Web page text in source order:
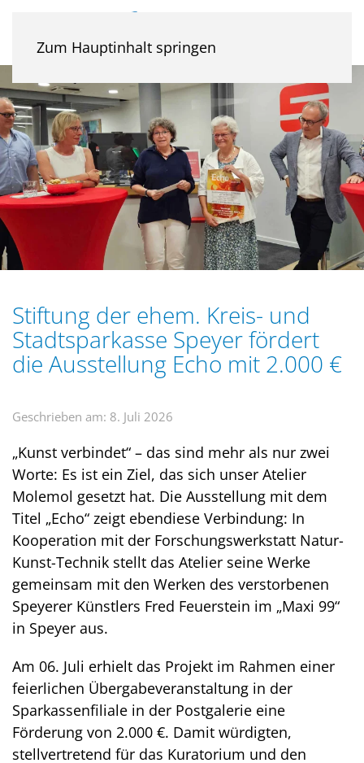
Zum Hauptinhalt springen
Stiftung der ehem. Kreis- und
Stadtsparkasse Speyer fördert
die Ausstellung Echo mit 2.000 €
Geschrieben am: 8. Juli 2026
„Kunst verbindet“ – das sind mehr als nur zwei
Worte: Es ist ein Ziel, das sich unser Atelier
Molemol gesetzt hat. Die Ausstellung mit dem
Titel „Echo“ zeigt ebendiese Verbindung: In
Kooperation mit der Forschungswerkstatt Natur-
Kunst-Technik stellt das Atelier seine Werke
gemeinsam mit den Werken des verstorbenen
Speyerer Künstlers Fred Feuerstein im „Maxi 99“
in Speyer aus.
Am 06. Juli erhielt das Projekt im Rahmen einer
feierlichen Übergabeveranstaltung in der
Sparkassenfiliale in der Postgalerie eine
Förderung von 2.000 €. Damit würdigten,
stellvertretend für das Kuratorium und den